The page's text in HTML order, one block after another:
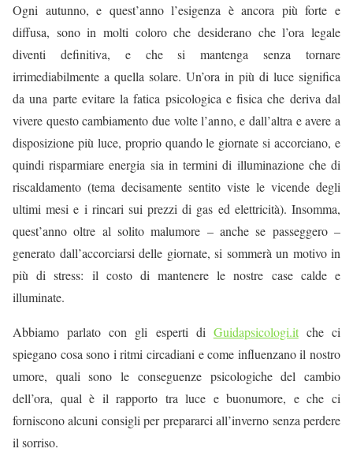
Ogni autunno, e quest’anno l’esigenza è ancora più forte e
diffusa, sono in molti coloro che desiderano che l’ora legale
diventi definitiva, e che si mantenga senza tornare
irrimediabilmente a quella solare. Un’ora in più di luce significa
da una parte evitare la fatica psicologica e fisica che deriva dal
vivere questo cambiamento due volte l’anno, e dall’altra e avere a
disposizione più luce, proprio quando le giornate si accorciano, e
quindi risparmiare energia sia in termini di illuminazione che di
riscaldamento (tema decisamente sentito viste le vicende degli
ultimi mesi e i rincari sui prezzi di gas ed elettricità). Insomma,
quest’anno oltre al solito malumore – anche se passeggero –
generato dall’accorciarsi delle giornate, si sommerà un motivo in
più di stress: il costo di mantenere le nostre case calde e
illuminate.
Abbiamo parlato con gli esperti di Guidapsicologi.itche ci
spiegano cosa sono i ritmi circadiani e come influenzano il nostro
umore, quali sono le conseguenze psicologiche del cambio
dell’ora, qual è il rapporto tra luce e buonumore, e che ci
forniscono alcuni consigli per prepararci all’inverno senza perdere
il sorriso.